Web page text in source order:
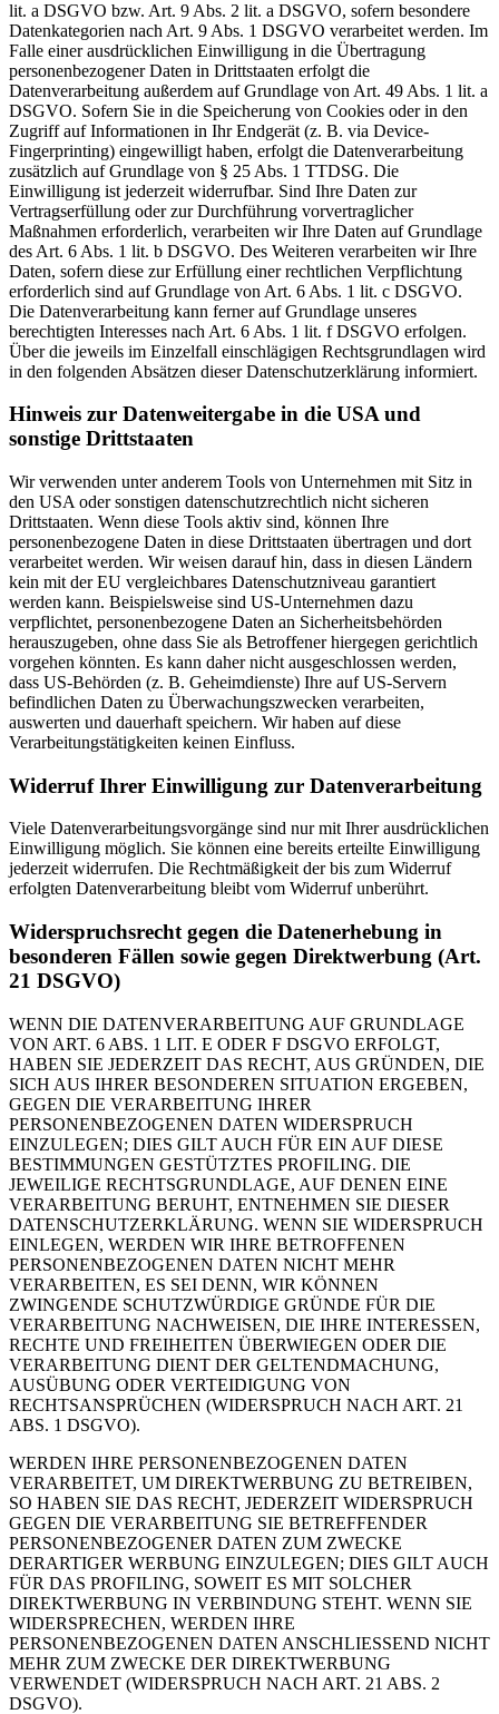
lit. a DSGVO bzw. Art. 9 Abs. 2 lit. a DSGVO, sofern besondere
Datenkategorien nach Art. 9 Abs. 1 DSGVO verarbeitet werden. Im
Falle einer ausdrücklichen Einwilligung in die Übertragung
personenbezogener Daten in Drittstaaten erfolgt die
Datenverarbeitung außerdem auf Grundlage von Art. 49 Abs. 1 lit. a
DSGVO. Sofern Sie in die Speicherung von Cookies oder in den
Zugriff auf Informationen in Ihr Endgerät (z. B. via Device-
Fingerprinting) eingewilligt haben, erfolgt die Datenverarbeitung
zusätzlich auf Grundlage von § 25 Abs. 1 TTDSG. Die
Einwilligung ist jederzeit widerrufbar. Sind Ihre Daten zur
Vertragserfüllung oder zur Durchführung vorvertraglicher
Maßnahmen erforderlich, verarbeiten wir Ihre Daten auf Grundlage
des Art. 6 Abs. 1 lit. b DSGVO. Des Weiteren verarbeiten wir Ihre
Daten, sofern diese zur Erfüllung einer rechtlichen Verpflichtung
erforderlich sind auf Grundlage von Art. 6 Abs. 1 lit. c DSGVO.
Die Datenverarbeitung kann ferner auf Grundlage unseres
berechtigten Interesses nach Art. 6 Abs. 1 lit. f DSGVO erfolgen.
Über die jeweils im Einzelfall einschlägigen Rechtsgrundlagen wird
in den folgenden Absätzen dieser Datenschutzerklärung informiert.
Hinweis zur Datenweitergabe in die USA und
sonstige Drittstaaten
Wir verwenden unter anderem Tools von Unternehmen mit Sitz in
den USA oder sonstigen datenschutzrechtlich nicht sicheren
Drittstaaten. Wenn diese Tools aktiv sind, können Ihre
personenbezogene Daten in diese Drittstaaten übertragen und dort
verarbeitet werden. Wir weisen darauf hin, dass in diesen Ländern
kein mit der EU vergleichbares Datenschutzniveau garantiert
werden kann. Beispielsweise sind US-Unternehmen dazu
verpflichtet, personenbezogene Daten an Sicherheitsbehörden
herauszugeben, ohne dass Sie als Betroffener hiergegen gerichtlich
vorgehen könnten. Es kann daher nicht ausgeschlossen werden,
dass US-Behörden (z. B. Geheimdienste) Ihre auf US-Servern
befindlichen Daten zu Überwachungszwecken verarbeiten,
auswerten und dauerhaft speichern. Wir haben auf diese
Verarbeitungstätigkeiten keinen Einfluss.
Widerruf Ihrer Einwilligung zur Datenverarbeitung
Viele Datenverarbeitungsvorgänge sind nur mit Ihrer ausdrücklichen
Einwilligung möglich. Sie können eine bereits erteilte Einwilligung
jederzeit widerrufen. Die Rechtmäßigkeit der bis zum Widerruf
erfolgten Datenverarbeitung bleibt vom Widerruf unberührt.
Widerspruchsrecht gegen die Datenerhebung in
besonderen Fällen sowie gegen Direktwerbung (Art.
21 DSGVO)
WENN DIE DATENVERARBEITUNG AUF GRUNDLAGE
VON ART. 6 ABS. 1 LIT. E ODER F DSGVO ERFOLGT,
HABEN SIE JEDERZEIT DAS RECHT, AUS GRÜNDEN, DIE
SICH AUS IHRER BESONDEREN SITUATION ERGEBEN,
GEGEN DIE VERARBEITUNG IHRER
PERSONENBEZOGENEN DATEN WIDERSPRUCH
EINZULEGEN; DIES GILT AUCH FÜR EIN AUF DIESE
BESTIMMUNGEN GESTÜTZTES PROFILING. DIE
JEWEILIGE RECHTSGRUNDLAGE, AUF DENEN EINE
VERARBEITUNG BERUHT, ENTNEHMEN SIE DIESER
DATENSCHUTZERKLÄRUNG. WENN SIE WIDERSPRUCH
EINLEGEN, WERDEN WIR IHRE BETROFFENEN
PERSONENBEZOGENEN DATEN NICHT MEHR
VERARBEITEN, ES SEI DENN, WIR KÖNNEN
ZWINGENDE SCHUTZWÜRDIGE GRÜNDE FÜR DIE
VERARBEITUNG NACHWEISEN, DIE IHRE INTERESSEN,
RECHTE UND FREIHEITEN ÜBERWIEGEN ODER DIE
VERARBEITUNG DIENT DER GELTENDMACHUNG,
AUSÜBUNG ODER VERTEIDIGUNG VON
RECHTSANSPRÜCHEN (WIDERSPRUCH NACH ART. 21
ABS. 1 DSGVO).
WERDEN IHRE PERSONENBEZOGENEN DATEN
VERARBEITET, UM DIREKTWERBUNG ZU BETREIBEN,
SO HABEN SIE DAS RECHT, JEDERZEIT WIDERSPRUCH
GEGEN DIE VERARBEITUNG SIE BETREFFENDER
PERSONENBEZOGENER DATEN ZUM ZWECKE
DERARTIGER WERBUNG EINZULEGEN; DIES GILT AUCH
FÜR DAS PROFILING, SOWEIT ES MIT SOLCHER
DIREKTWERBUNG IN VERBINDUNG STEHT. WENN SIE
WIDERSPRECHEN, WERDEN IHRE
PERSONENBEZOGENEN DATEN ANSCHLIESSEND NICHT
MEHR ZUM ZWECKE DER DIREKTWERBUNG
VERWENDET (WIDERSPRUCH NACH ART. 21 ABS. 2
DSGVO).